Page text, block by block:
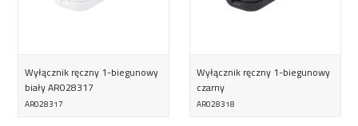
Wyłącznik ręczny 1-biegunowy
biały AR028317
AR028317
Wyłącznik ręczny 1-biegunowy
czarny
AR028318